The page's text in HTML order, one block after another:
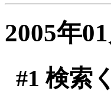
2005年
#1 検索